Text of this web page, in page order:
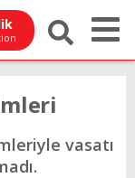
vasatı